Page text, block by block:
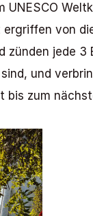
von
zünden jede
und
zum